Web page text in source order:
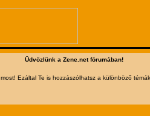
Üdvözlünk a Zene.net fórumában!
Ezáltal Te is hozzászólhatsz a különböző